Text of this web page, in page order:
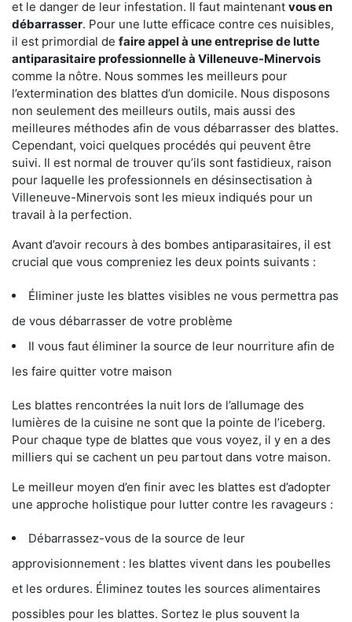
et le danger de leur infestation. Il faut maintenant vous en
débarrasser. Pour une lutte efficace contre ces nuisibles,
il est primordial de faire appel à une entreprise de lutte
antiparasitaire professionnelle à Villeneuve-Minervois
comme la nôtre. Nous sommes les meilleurs pour
l’extermination des blattes d’un domicile. Nous disposons
non seulement des meilleurs outils, mais aussi des
meilleures méthodes afin de vous débarrasser des blattes.
Cependant, voici quelques procédés qui peuvent être
suivi. Il est normal de trouver qu’ils sont fastidieux, raison
pour laquelle les professionnels en désinsectisation à
Villeneuve-Minervois sont les mieux indiqués pour un
travail à la perfection.
Avant d’avoir recours à des bombes antiparasitaires, il est
crucial que vous compreniez les deux points suivants :
Éliminer juste les blattes visibles ne vous permettra pas
de vous débarrasser de votre problème
Il vous faut éliminer la source de leur nourriture afin de
les faire quitter votre maison
Les blattes rencontrées la nuit lors de l’allumage des
lumières de la cuisine ne sont que la pointe de l’iceberg.
Pour chaque type de blattes que vous voyez, il y en a des
milliers qui se cachent un peu partout dans votre maison.
Le meilleur moyen d’en finir avec les blattes est d’adopter
une approche holistique pour lutter contre les ravageurs :
Débarrassez-vous de la source de leur
approvisionnement : les blattes vivent dans les poubelles
et les ordures. Éliminez toutes les sources alimentaires
possibles pour les blattes. Sortez le plus souvent la